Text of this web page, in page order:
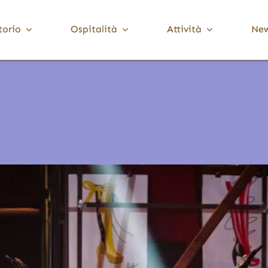
Sarezzo
Ospitalità Attività